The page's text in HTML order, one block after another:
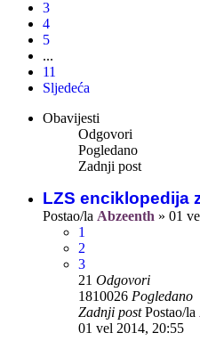
3
4
5
...
11
Sljedeća
Obavijesti
Odgovori
Pogledano
Zadnji post
LZS enciklopedija
Postao/la Abzeenth » 01
1
2
3
21 Odgovori
1810026 Pogledano
Zadnji postPostao/la
01 vel 2014, 20:55